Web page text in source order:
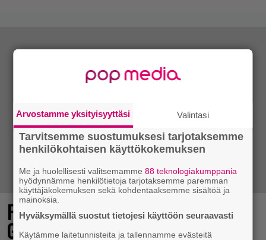
Final Fantasy VII Revelation näytillä
Gamescom-messujen Opening Night
Arvostamme yksityisyyttäsi Valintasi
Tarvitsemme suostumuksesi tarjotaksemme
henkilökohtaisen käyttökokemuksen
Me ja huolellisesti valitsemamme88 teknologiakumppania
hyödynnämme henkilötietoja tarjotaksemme paremman
käyttäjäkokemuksen sekä kohdentaaksemme sisältöä ja
mainoksia.
Hyväksymällä suostut tietojesi käyttöön seuraavasti
Käytämme laitetunnisteita ja tallennamme evästeitä